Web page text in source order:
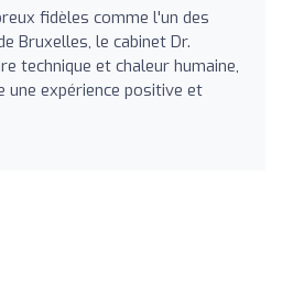
fidèles comme l'un des
Bruxelles, le cabinet Dr.
technique et chaleur humaine,
une expérience positive et